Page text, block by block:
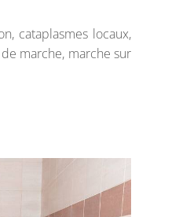
cataplasmes locaux,
marche, marche sur